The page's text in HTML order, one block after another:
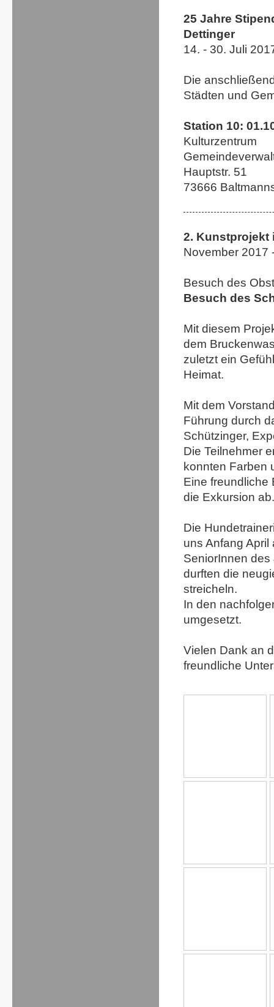
25 Jahre
Dettinger
14. - 30. Juli
Die
Städten und
Station 10:
Kulturzentrum
Hauptstr. 51
73666
2. Kunstprojekt
November 2017
Besuch des
Besuch des
Mit diesem
dem
zuletzt ein
Heimat.
Mit dem
Führung durch
Schützinger,
Die Teilnehmer
konnten Farben
Eine freundliche
die Exkursion ab.
Die
uns Anfang
SeniorInnen
durften die
streicheln.
In den
umgesetzt.
Vielen Dank an
freundliche